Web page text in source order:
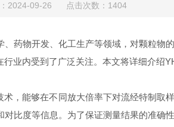
：2024-09-26 点击次数：1404
物开发、化工生产等领域，对颗粒物
业内受到了广泛关注。本文将详细介绍
能够在不同放大倍率下对流经特制取
比度等信息。为了保证测量结果的准确